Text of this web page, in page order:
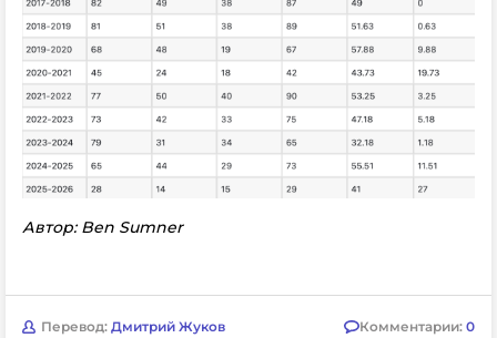
Автор: Ben Sumner
Перевод: Дмитрий Жуков Комментарии: 0